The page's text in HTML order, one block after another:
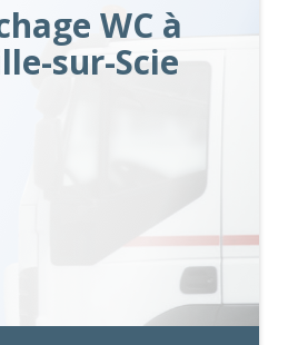
WC à
sur-Scie